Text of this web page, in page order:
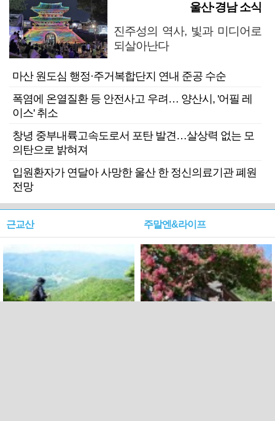
울산·경남 소식
진주성의 역사, 빛과 미디어로
되살아난다
마산 원도심 행정·주거복합단지 연내 준공 수순
폭염에 온열질환 등 안전사고 우려… 양산시, '어필 레
이스' 취소
창녕 중부내륙고속도로서 포탄 발견…살상력 없는 모
의탄으로 밝혀져
입원환자가 연달아 사망한 울산 한 정신의료기관 폐원
전망
근교산 주말엔&라이프